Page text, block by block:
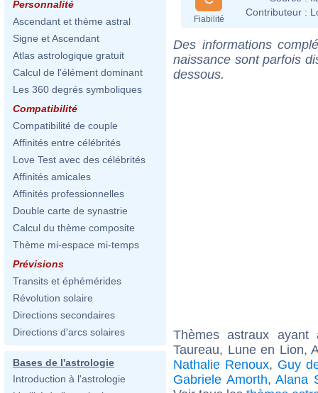
Personnalité
Ascendant et thème astral
Signe et Ascendant
Atlas astrologique gratuit
Calcul de l'élément dominant
Les 360 degrés symboliques
Compatibilité
Compatibilité de couple
Affinités entre célébrités
Love Test avec des célébrités
Affinités amicales
Affinités professionnelles
Double carte de synastrie
Calcul du thème composite
Thème mi-espace mi-temps
Prévisions
Transits et éphémérides
Révolution solaire
Directions secondaires
Directions d'arcs solaires
Bases de l'astrologie
Introduction à l'astrologie
Fiabilité
Contributeur :
Des informations
naissance sont parfois
dessous.
Thèmes astraux
Taureau, Lune en Lion,
Nathalie Renoux, Guy
Gabriele Amorth,Alana